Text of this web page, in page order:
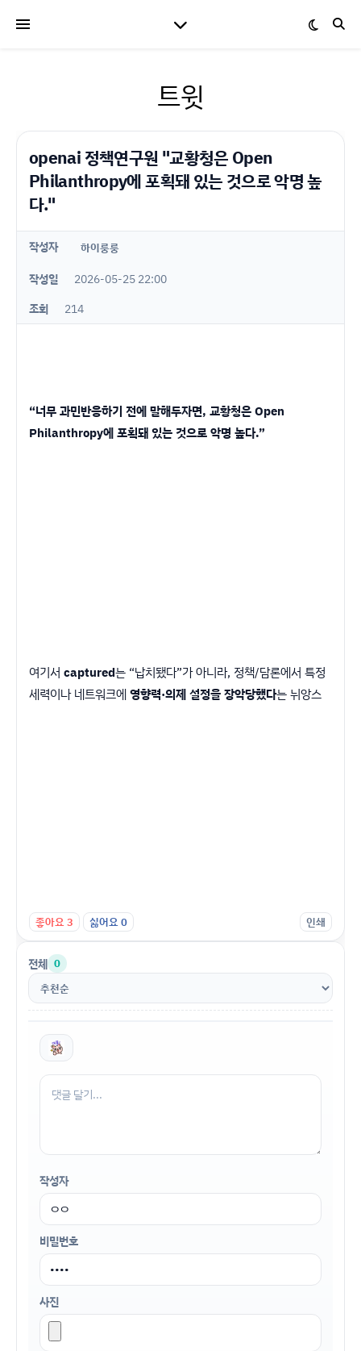
트윗
openai 정책연구원 "교황청은 Open
Philanthropy에 포획돼 있는 것으로 악명 높
다."
작성자 하이룽룽
작성일
2026-05-25 22:00
조회
214
“너무 과민반응하기 전에 말해두자면, 교황청은 Open
Philanthropy에 포획돼 있는 것으로 악명 높다.”
여기서 captured는 “납치됐다”가 아니라, 정책/담론에서 특정
세력이나 네트워크에영향력·의제 설정을 장악당했다는 뉘앙스
좋아요3 싫어요0 인쇄
전체 0
작성자
비밀번호
사진